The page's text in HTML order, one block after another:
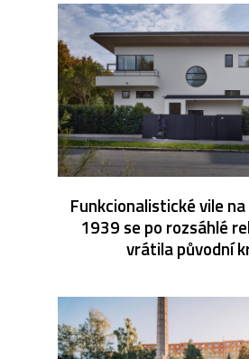
Funkcionalistické vile
1939 se po rozsáhlé
vrátila původní